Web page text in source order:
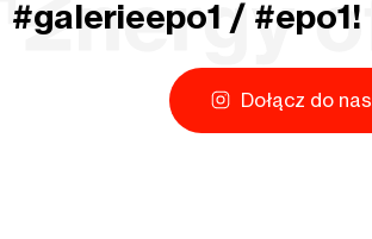
#galerieepo1 / #epo1!
Dołącz do nas